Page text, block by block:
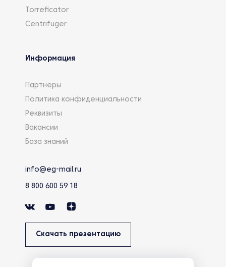
Torreficator
Centrifuger
Информация
Партнеры
Политика конфиденциальности
Реквизиты
Вакансии
База знаний
info@eg-mail.ru
8 800 600 59 18
Скачать презентацию